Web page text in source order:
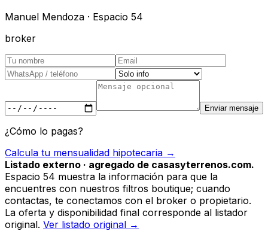
Manuel Mendoza · Espacio 54
broker
Enviar mensaje
¿Cómo lo pagas?
Calcula tu mensualidad hipotecaria →
Listado externo · agregado de casasyterrenos.com.
Espacio 54 muestra la información para que la
encuentres con nuestros filtros boutique; cuando
contactas, te conectamos con el broker o propietario.
La oferta y disponibilidad final corresponde al listador
original. Ver listado original →